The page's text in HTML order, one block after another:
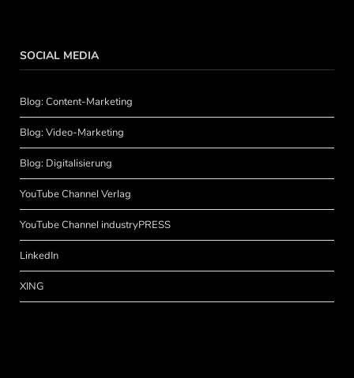
SOCIAL MEDIA
Blog: Content-Marketing
Blog: Video-Marketing
Blog: Digitalisierung
YouTube Channel Verlag
YouTube Channel industryPRESS
LinkedIn
XING